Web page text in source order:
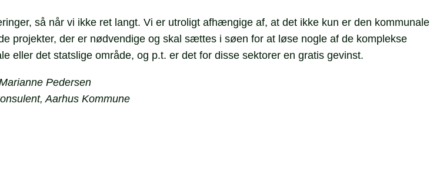
så når vi ikke ret langt. Vi er utroligt afhængige af, at det ikke kun er den kommunale
projekter, der er nødvendige og skal sættes i søen for at løse nogle af de komplekse
eller det statslige område, og p.t. er det for disse sektorer en gratis gevinst.
Pedersen
Aarhus Kommune